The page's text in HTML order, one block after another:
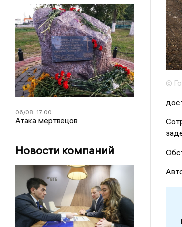
06/08 17:00
Атака мертвецов
Новости компаний
©